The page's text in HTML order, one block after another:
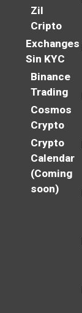
Zil
Cripto
Exchanges
Sin KYC
Binance
Trading
Cosmos
Crypto
Crypto
Calendar
(Coming
soon)